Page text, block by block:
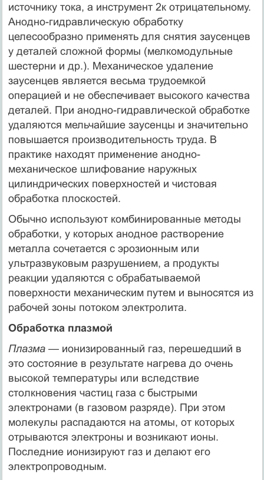
источнику тока, а инструмент 2к отрицательному.
Анодно-гидравлическую обработку
целесообразно применять для снятия заусенцев
у деталей сложной формы (мелкомодульные
шестерни и др.). Механическое удаление
заусенцев является весьма трудоемкой
операцией и не обеспечивает высокого качества
деталей. При анодно-гидравлической обработке
удаляются мельчайшие заусенцы и значительно
повышается производительность труда. В
практике находят применение анодно-
механическое шлифование наружных
цилиндрических поверхностей и чистовая
обработка плоскостей.
Обычно используют комбинированные методы
обработки, у которых анодное растворение
металла сочетается с эрозионным или
ультразвуковым разрушением, а продукты
реакции удаляются с обрабатываемой
поверхности механическим путем и выносятся из
рабочей зоны потоком электролита.
Обработка плазмой
Плазма — ионизированный газ, перешедший в
это состояние в результате нагрева до очень
высокой температуры или вследствие
столкновения частиц газа с быстрыми
электронами (в газовом разряде). При этом
молекулы распадаются на атомы, от которых
отрываются электроны и возникают ионы.
Последние ионизируют газ и делают его
электропроводным.